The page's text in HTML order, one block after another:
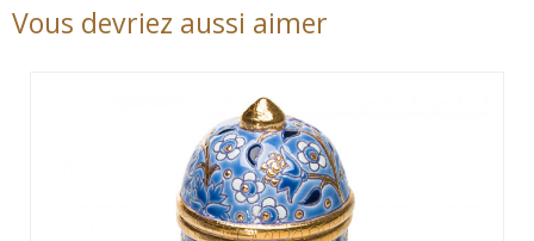
Vous devriez aussi aimer